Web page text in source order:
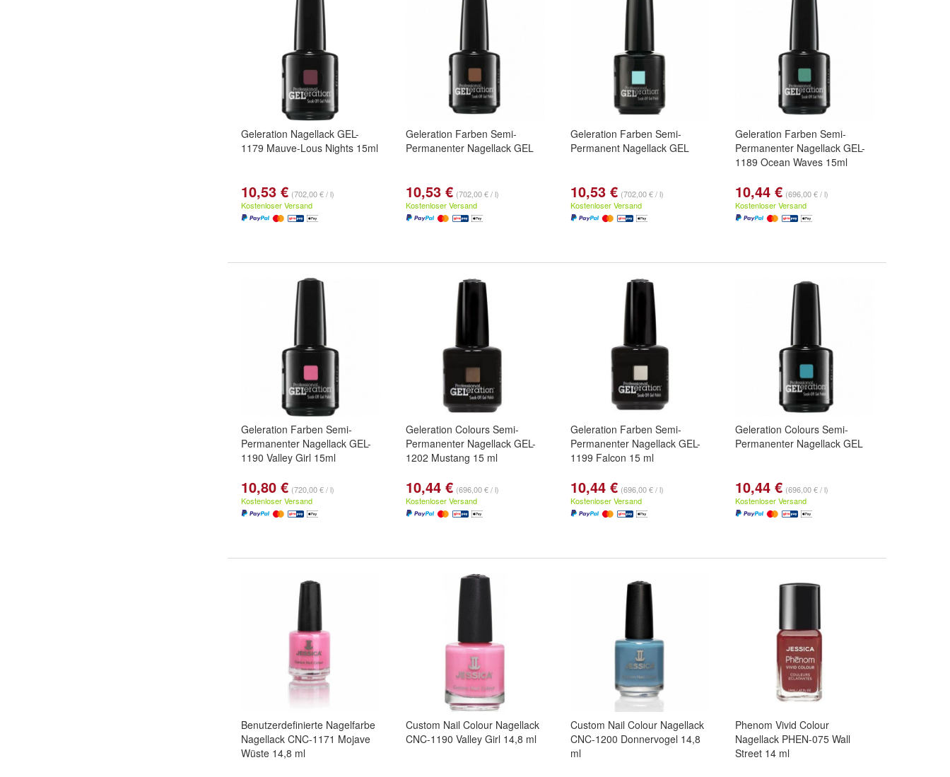
Geleration Nagellack GEL-
1179 Mauve-Lous Nights 15ml
10,53 € (702,00 € / l)
Kostenloser Versand
Geleration Farben Semi-
Permanenter Nagellack GEL
10,53 € (702,00 € / l)
Kostenloser Versand
Geleration Farben Semi-
Permanent Nagellack GEL
10,53 € (702,00 € / l)
Kostenloser Versand
Geleration Farben Semi-
Permanenter Nagellack GEL-
1189 Ocean Waves 15ml
10,44 € (696,00 € / l)
Kostenloser Versand
Geleration Farben Semi-
Permanenter Nagellack GEL-
1190 Valley Girl 15ml
10,80 € (720,00 € / l)
Kostenloser Versand
Geleration Colours Semi-
Permanenter Nagellack GEL-
1202 Mustang 15 ml
10,44 € (696,00 € / l)
Kostenloser Versand
Geleration Farben Semi-
Permanenter Nagellack GEL-
1199 Falcon 15 ml
10,44 € (696,00 € / l)
Kostenloser Versand
Geleration Colours Semi-
Permanenter Nagellack GEL
10,44 € (696,00 € / l)
Kostenloser Versand
Benutzerdefinierte Nagelfarbe
Nagellack CNC-1171 Mojave
Wüste 14,8 ml
Custom Nail Colour Nagellack
CNC-1190 Valley Girl 14,8 ml
Custom Nail Colour Nagellack
CNC-1200 Donnervogel 14,8
ml
Phenom Vivid Colour
Nagellack PHEN-075 Wall
Street 14 ml